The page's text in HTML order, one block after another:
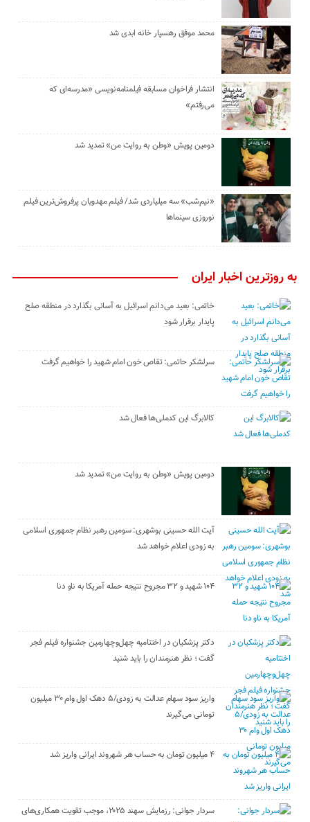
محمد موفق رهسپار خانه ابدی شد
انتشار فراخوان مسابقه فیلمنامه‌نویسی «مدرسه‌ای که
می‌رفتم»
دومین پویش «وطن به روایت من» تمدید شد
«نیم‌شب» سه میلیاردی شد/ فیلم مهدویان پرفروش‌ترین فیلم
نوروزی سینماها
به روزترین اخبار ایران
خاتمی: بعید می‌دانم اسرائیل به آسانی بگذارد در منطقه صلح
پایدار برقرار شود
سرلشکر حاتمی: تقاص خون امام شهید را خواهیم گرفت
کالابرگ این کدملی‌ها فعال شد
دومین پویش «وطن به روایت من» تمدید شد
آیت الله حسینی بوشهری: سومین رهبر نظام جمهوری اسلامی
به زودی اعلام خواهد شد
۱۰۴ شهید و ۳۲ مجروح نتیجه حمله آمریکا به ناو دنا
دکتر پزشکیان در اختتامیه چهل‌وچهارمین جشنواره فیلم فجر
گفت ؛ نظر هنرمندان را باید شنید
واریز سود سهام عدالت به زودی/۵ دهک اول وام ۳۰ میلیون
تومانی می‌گیرند
۴ میلیون تومان به حساب هر شهروند ایرانی واریز شد
سردار جوانی: رزمایش سهند ۲۰۲۵، موجب تقویت همکاری‌های